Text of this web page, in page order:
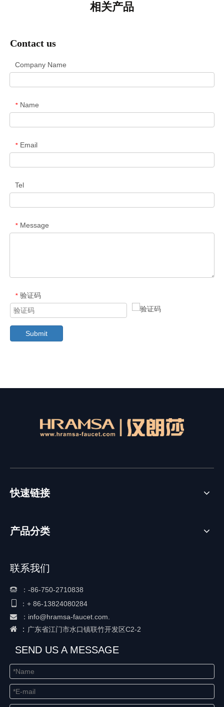
相关产品
Contact us
Company Name
* Name
* Email
Tel
* Message
* 验证码
Submit
快速链接
产品分类
联系我们
 ： -86-750-2710838
： + 86-13824080284
 ： info@hramsa-faucet.com.
 ： 广东省江门市水口镇联竹开发区C2-2
SEND US A MESSAGE